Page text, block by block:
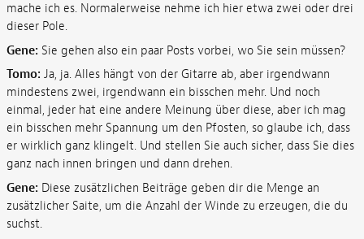
mache ich es. Normalerweise nehme ich hier etwa zwei oder drei
dieser Pole.
Gene: Sie gehen also ein paar Posts vorbei, wo Sie sein müssen?
Tomo: Ja, ja. Alles hängt von der Gitarre ab, aber irgendwann
mindestens zwei, irgendwann ein bisschen mehr. Und noch
einmal, jeder hat eine andere Meinung über diese, aber ich mag
ein bisschen mehr Spannung um den Pfosten, so glaube ich, dass
er wirklich ganz klingelt. Und stellen Sie auch sicher, dass Sie dies
ganz nach innen bringen und dann drehen.
Gene: Diese zusätzlichen Beiträge geben dir die Menge an
zusätzlicher Saite, um die Anzahl der Winde zu erzeugen, die du
suchst.